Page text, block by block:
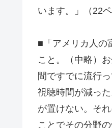
います。」（22ペ
■「アメリカ人の
こと。（中略）
間ですでに流行
視聴時間が減っ
が置けない。そ
ことでその分野